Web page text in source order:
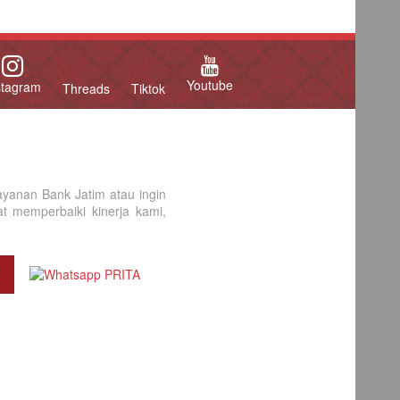
Threads Tiktok Youtube
Bank Jatim atau ingin
memperbaiki kinerja kami,